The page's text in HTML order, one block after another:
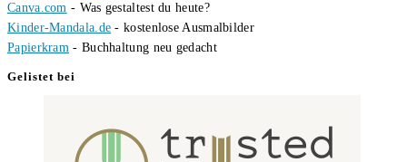
Canva.com - Was gestaltest du heute?
Kinder-Mandala.de - kostenlose Ausmalbilder
Papierkram - Buchhaltung neu gedacht
Gelistet bei